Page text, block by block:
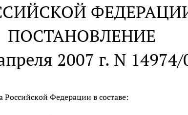
ПОСТАНОВЛЕНИЕ
2007 г. N 14974/
Федерации в составе: